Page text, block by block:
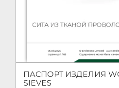
ПАСПОРТ ИЗДЕЛИЯ
SIEVES